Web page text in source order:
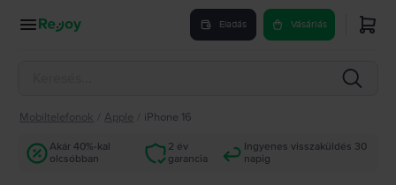
Eladás Vásárlás
Mobiltelefonok Apple iPhone 16
Akár 40%-kal
olcsóbban
2 év
garancia
Ingyenes visszaküldés 30
napig